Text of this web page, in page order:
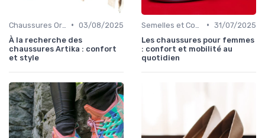
• 03/08/2025
À la recherche des
chaussures Artika : confort
et style
• 31/07/2025
Les chaussures pour femmes
: confort et mobilité au
quotidien